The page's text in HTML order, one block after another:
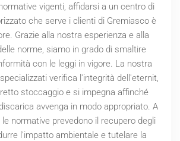
vigenti, affidarsi a un centro di
che serve i clienti di Gremiasco è
Grazie alla nostra esperienza e alla
norme, siamo in grado di smaltire
con le leggi in vigore. La nostra
verifica l'integrità dell'eternit,
stoccaggio e si impegna affinché
avvenga in modo appropriato. A
le normative prevedono il recupero degli
l'impatto ambientale e tutelare la